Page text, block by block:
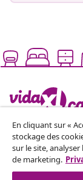
Modes de
En cliquant sur «
stockage des
sur le site,
de marketing.